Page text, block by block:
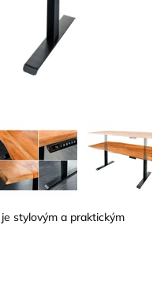
je stylovým a praktickým